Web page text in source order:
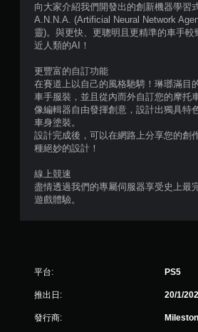
向大家介紹我們開發出的創新機器學習
A.N.N.A. (Artificial Neural Network
靈)。與更快、更聰明且更精準的車手較
近人類的AI！
更豐富的自訂功能
在賽道上以自己的風格馳騁！琳瑯滿目
車手服裝，並且從內而外自訂您的摩托
像編輯器自由發揮創意，設計出獨具特
車身塗裝。
設計完成後，可以在網路上分享您的創
種絕妙的設計！
線上競速
盡情透過我們的專屬伺服器享受史上最
遊戲體驗。
平台: PS5
推出日: 20/1/
發行商: